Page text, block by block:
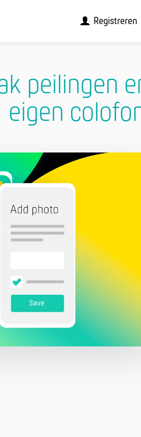
Registreren
peilingen
eigen